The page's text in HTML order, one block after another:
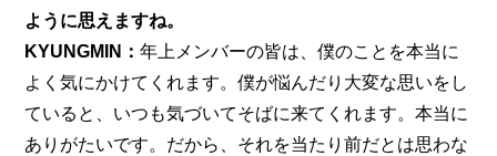
ように思えますね。
KYUNGMIN：年上メンバーの皆は、僕のことを本当に
よく気にかけてくれます。僕が悩んだり大変な思いをし
ていると、いつも気づいてそばに来てくれます。本当に
ありがたいです。だから、それを当たり前だとは思わな